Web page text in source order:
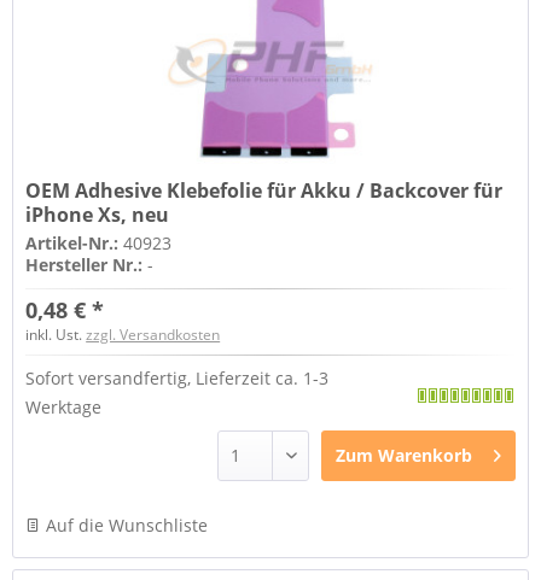
OEM Adhesive Klebefolie für Akku / Backcover für
iPhone Xs, neu
Artikel-Nr.:40923
Hersteller Nr.:-
0,48 € *
inkl. Ust.zzgl. Versandkosten
Sofort versandfertig, Lieferzeit ca. 1-3
Werktage
Zum Warenkorb
Auf die Wunschliste